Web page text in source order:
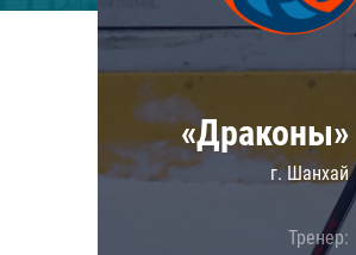
«Драконы»
г. Шанхай
Тренер: